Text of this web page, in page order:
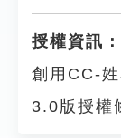
授權資訊：
創用CC-
3.0版授權